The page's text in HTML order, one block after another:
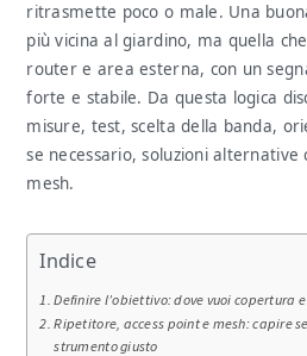
ritrasmette poco o male. Una
più vicina al giardino, ma quella
router e area esterna, con un
forte e stabile. Da questa logica
misure, test, scelta della banda,
se necessario, soluzioni alternative
mesh.
Indice
Definire l’obiettivo: dove vuoi copertura
Ripetitore, access point e mesh: capire
strumento giusto